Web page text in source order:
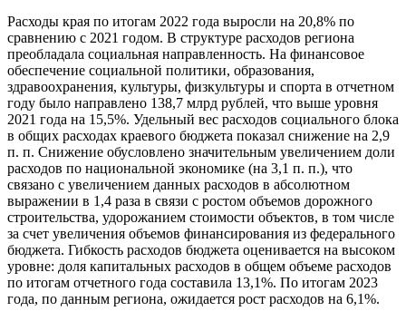
Расходы края по итогам 2022 года выросли на 20,8% по
сравнению с 2021 годом. В структуре расходов региона
преобладала социальная направленность. На финансовое
обеспечение социальной политики, образования,
здравоохранения, культуры, физкультуры и спорта в отчетном
году было направлено 138,7 млрд рублей, что выше уровня
2021 года на 15,5%. Удельный вес расходов социального блока
в общих расходах краевого бюджета показал снижение на 2,9
п. п. Снижение обусловлено значительным увеличением доли
расходов по национальной экономике (на 3,1 п. п.), что
связано с увеличением данных расходов в абсолютном
выражении в 1,4 раза в связи с ростом объемов дорожного
строительства, удорожанием стоимости объектов, в том числе
за счет увеличения объемов финансирования из федерального
бюджета. Гибкость расходов бюджета оценивается на высоком
уровне: доля капитальных расходов в общем объеме расходов
по итогам отчетного года составила 13,1%. По итогам 2023
года, по данным региона, ожидается рост расходов на 6,1%.